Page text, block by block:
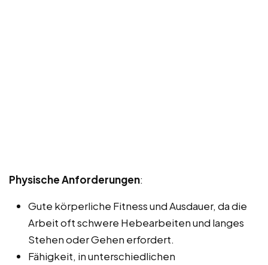
Physische Anforderungen:
Gute körperliche Fitness und Ausdauer, da die
Arbeit oft schwere Hebearbeiten und langes
Stehen oder Gehen erfordert.
Fähigkeit, in unterschiedlichen